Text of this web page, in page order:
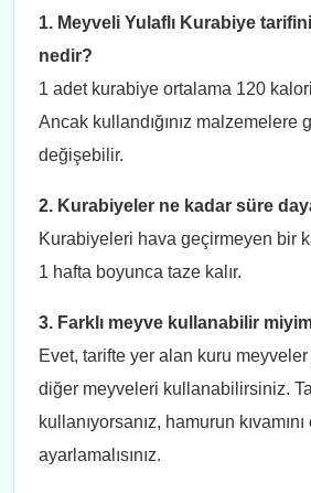
1. Meyveli Yulaflı Kurabiye
nedir?
1 adet kurabiye ortalama 120
Ancak kullandığınız malzemelere
değişebilir.
2. Kurabiyeler ne kadar süre
Kurabiyeleri hava geçirmeyen bir
1 hafta boyunca taze kalır.
3. Farklı meyve kullanabilir
Evet, tarifte yer alan kuru
diğer meyveleri kullanabilirsiniz.
kullanıyorsanız, hamurun
ayarlamalısınız.